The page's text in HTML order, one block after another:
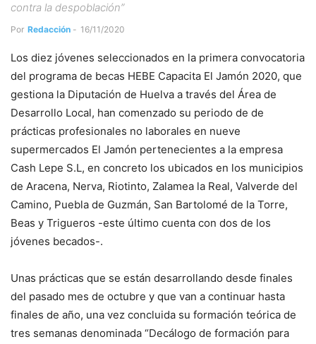
contra la despoblación”
Por Redacción - 16/11/2020
Los diez jóvenes seleccionados en la primera convocatoria
del programa de becas HEBE Capacita El Jamón 2020, que
gestiona la Diputación de Huelva a través del Área de
Desarrollo Local, han comenzado su periodo de de
prácticas profesionales no laborales en nueve
supermercados El Jamón pertenecientes a la empresa
Cash Lepe S.L, en concreto los ubicados en los municipios
de Aracena, Nerva, Riotinto, Zalamea la Real, Valverde del
Camino, Puebla de Guzmán, San Bartolomé de la Torre,
Beas y Trigueros -este último cuenta con dos de los
jóvenes becados-.
Unas prácticas que se están desarrollando desde finales
del pasado mes de octubre y que van a continuar hasta
finales de año, una vez concluida su formación teórica de
tres semanas denominada “Decálogo de formación para